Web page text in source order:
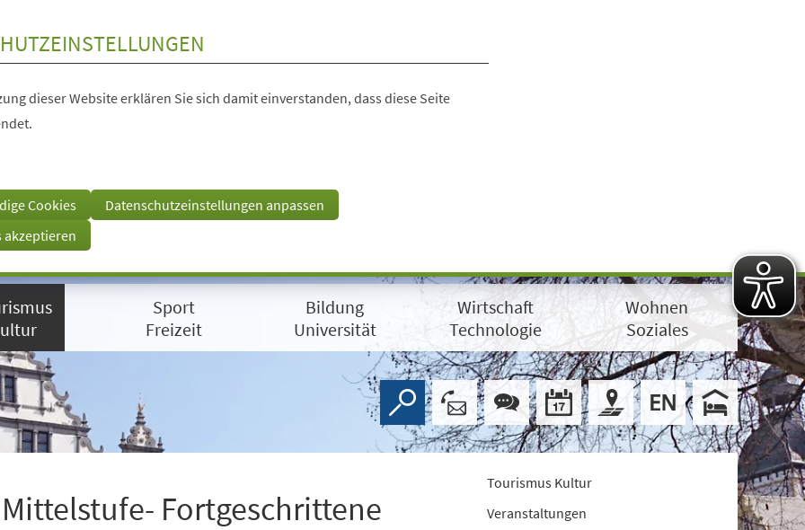
dieser Website erklären Sie sich damit einverstanden, dass diese Seite
Cookies
Datenschutzeinstellungen anpassen
akzeptieren
Sport
Freizeit
Bildung
Universität
Wirtschaft
Technologie
Wohnen
Soziales
Fortgeschrittene
Tourismus Kultur
Veranstaltungen